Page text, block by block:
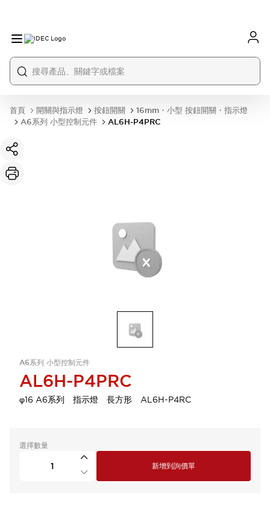
首頁 開關與指示燈 按鈕開關
16mm・小型 按鈕開關・指示燈
A6系列 小型控制元件
AL6H-P4PRC
A6系列 小型控制元件
AL6H-P4PRC
φ16 A6系列 指示燈 長方形 AL6H-P4RC
選擇數量
新增到詢價單